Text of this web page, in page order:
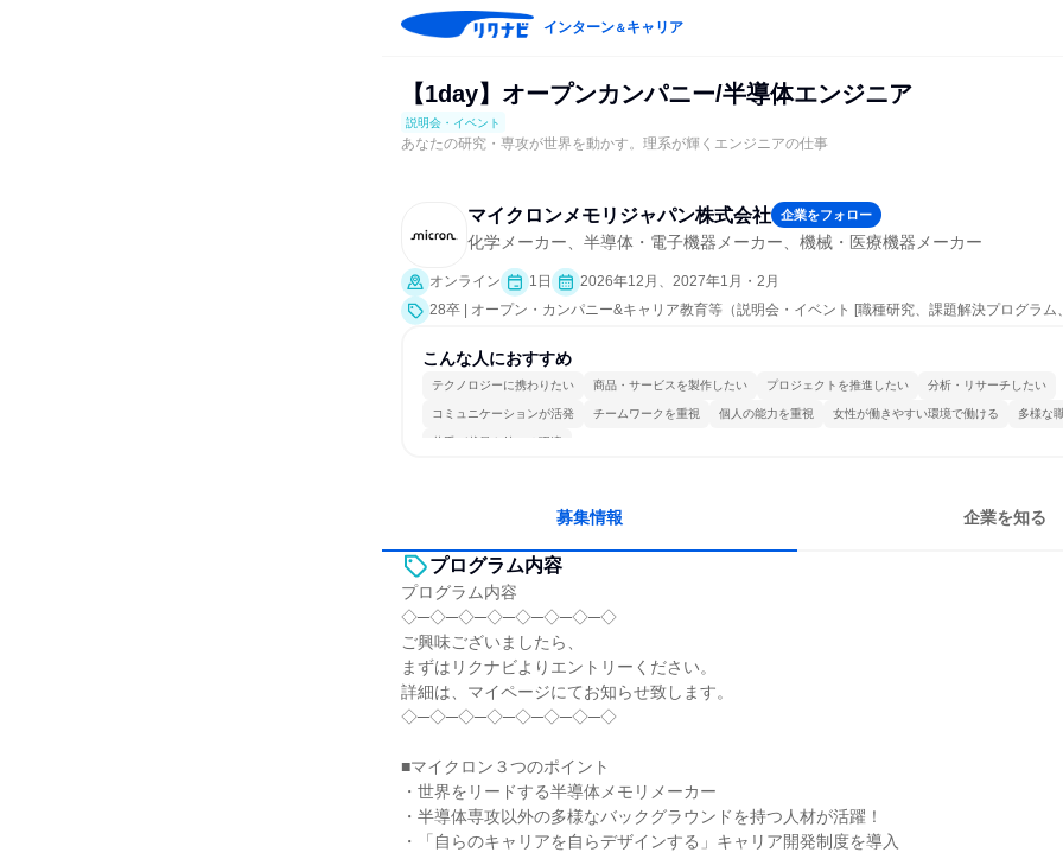
インターン＆キャリア
【1day】オープンカンパニー/半導体エンジニア
説明会・イベント
あなたの研究・専攻が世界を動かす。理系が輝くエンジニアの仕事
マイクロンメモリジャパン株式会社 企業をフォロー
化学メーカー、半導体・電子機器メーカー、機械・医療機器メーカー
オンライン 1日
2026年12月、2027年1月・2月
28卒 | オープン・カンパニー&キャリア教育等（説明会・イベント [職種研究、課題解決プログラム
こんな人におすすめ
テクノロジーに携わりたい 商品・サービスを製作したい プロジェクトを推進したい 分析・リサーチしたい
コミュニケーションが活発 チームワークを重視 個人の能力を重視 女性が働きやすい環境で働ける 多様な
若手が裁量を持てる環境
募集情報 企業を知る
プログラム内容
プログラム内容
◇─◇─◇─◇─◇─◇─◇─◇
ご興味ございましたら、
まずはリクナビよりエントリーください。
詳細は、マイページにてお知らせ致します。
◇─◇─◇─◇─◇─◇─◇─◇
■マイクロン３つのポイント
・世界をリードする半導体メモリメーカー
・半導体専攻以外の多様なバックグラウンドを持つ人材が活躍！
・「自らのキャリアを自らデザインする」キャリア開発制度を導入